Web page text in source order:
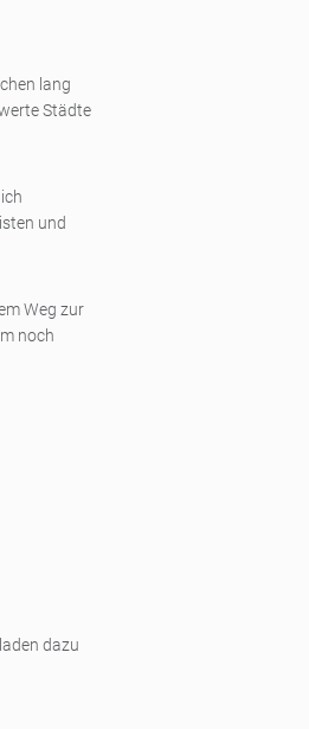
lang
Städte
und
Weg zur
noch
dazu